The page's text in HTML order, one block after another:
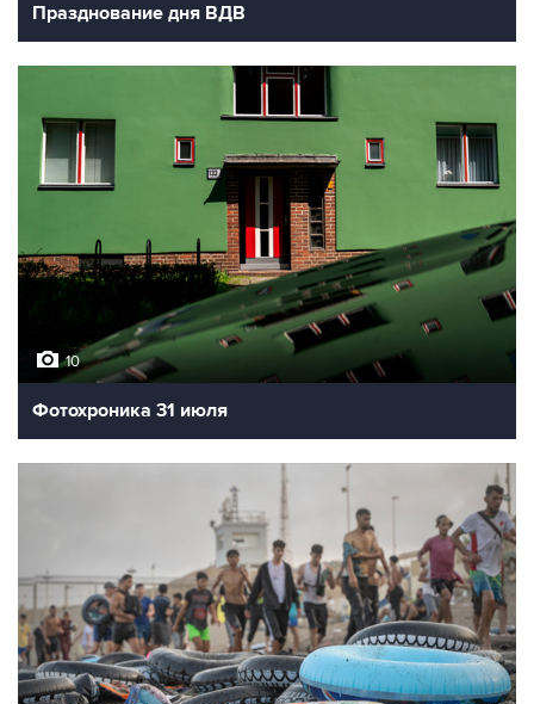
Празднование дня ВДВ
10
Фотохроника 31 июля